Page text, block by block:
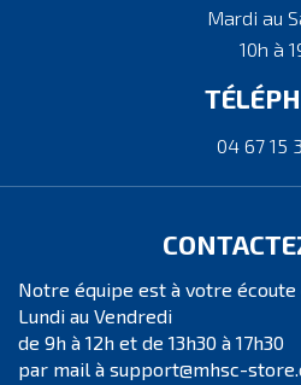
Mardi au
10h à
04 67 15
Notre équipe est à votre écoute
Lundi au Vendredi
de 9h à 12h et de 13h30 à 17h30
par mail à support@mhsc-